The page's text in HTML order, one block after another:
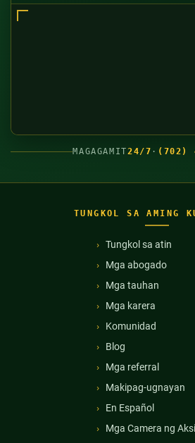
MAGAGAMIT24/7 · (702)
TUNGKOL SA AMING
Tungkol sa atin
Mga abogado
Mga tauhan
Mga karera
Komunidad
Blog
Mga referral
Makipag-ugnayan
En Español
Mga Camera ng